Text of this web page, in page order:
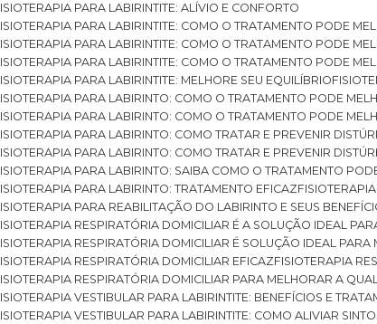
FISIOTERAPIA PARA LABIRINTITE: ALÍVIO E CONFORTO
FISIOTERAPIA PARA LABIRINTITE: COMO O TRATAMENTO PODE
FISIOTERAPIA PARA LABIRINTITE: COMO O TRATAMENTO PODE
FISIOTERAPIA PARA LABIRINTITE: COMO O TRATAMENTO PODE
FISIOTERAPIA PARA LABIRINTITE: MELHORE SEU EQUILÍBRIO
FISIOTERAPIA PARA LABIRINTO: COMO O TRATAMENTO PODE
FISIOTERAPIA PARA LABIRINTO: COMO O TRATAMENTO PODE
FISIOTERAPIA PARA LABIRINTO: COMO TRATAR E PREVENIR
FISIOTERAPIA PARA LABIRINTO: COMO TRATAR E PREVENIR
FISIOTERAPIA PARA LABIRINTO: SAIBA COMO O TRATAMENTO
FISIOTERAPIA PARA LABIRINTO: TRATAMENTO EFICAZ
FISIOTERAPIA PARA REABILITAÇÃO DO LABIRINTO E SEUS
FISIOTERAPIA RESPIRATÓRIA DOMICILIAR É A SOLUÇÃO IDEAL
FISIOTERAPIA RESPIRATÓRIA DOMICILIAR É SOLUÇÃO IDEAL
FISIOTERAPIA RESPIRATÓRIA DOMICILIAR EFICAZ FISIOTERAPIA
FISIOTERAPIA RESPIRATÓRIA DOMICILIAR PARA MELHORAR A
FISIOTERAPIA VESTIBULAR PARA LABIRINTITE: BENEFÍCIOS E
FISIOTERAPIA VESTIBULAR PARA LABIRINTITE: COMO ALIVIAR